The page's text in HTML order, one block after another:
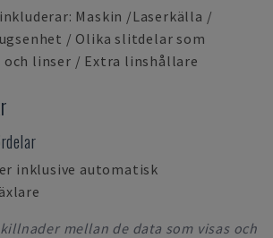
Maskin /Laserkälla /
/ Olika slitdelar som
och linser / Extra linshållare
inklusive automatisk
mellan de data som visas och